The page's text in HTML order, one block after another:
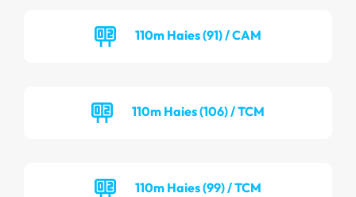
110m Haies (91) / CAM
110m Haies (106) / TCM
110m Haies (99) / TCM